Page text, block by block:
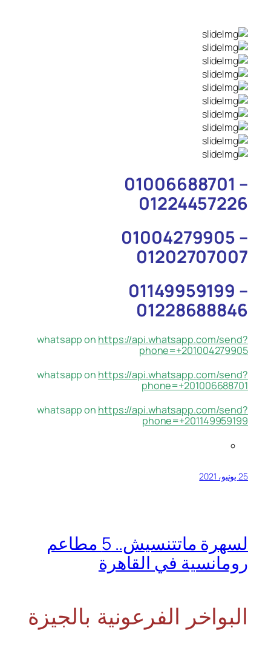
01006688701 –
01224457226
01004279905 –
01202707007
01149959199 –
01228688846
whatsapp on https://api.whatsapp.com/send?
phone=+201004279905
whatsapp on https://api.whatsapp.com/send?
phone=+201006688701
whatsapp on https://api.whatsapp.com/send?
phone=+201149959199
25 يونيو، 2021
لسهرة ماتتنسيش.. 5 مطاعم
رومانسية في القاهرة
البواخر الفرعونية بالجيزة